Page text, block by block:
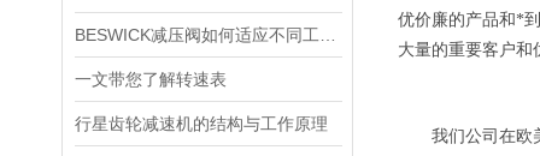
一文带您了解转速表
行星齿轮减速机的结构与工作原理
优价廉的产品和*
大量的重要客户和
我们公司在欧